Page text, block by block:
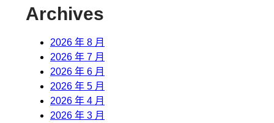
Archives
2026 年 8 月
2026 年 7 月
2026 年 6 月
2026 年 5 月
2026 年 4 月
2026 年 3 月